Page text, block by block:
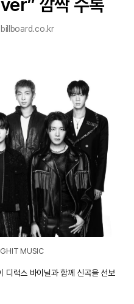
MUSIC
디럭스 바이닐과 함께 신곡을 선보